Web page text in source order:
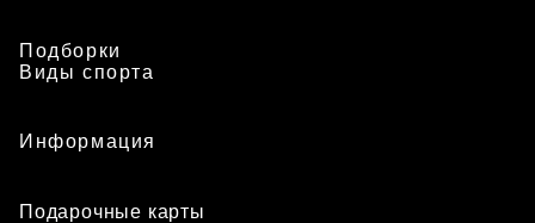
Подборки
Виды спорта
Информация
Подарочные карты